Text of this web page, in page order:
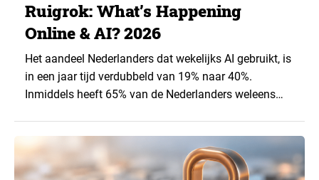
Ruigrok: What’s Happening
Online & AI? 2026
Het aandeel Nederlanders dat wekelijks AI gebruikt, is
in een jaar tijd verdubbeld van 19% naar 40%.
Inmiddels heeft 65% van de Nederlanders weleens
van What’s Happening Online & AI? 2026, het
jaarlijkse trendrapport van Ruigrok onderzoek &